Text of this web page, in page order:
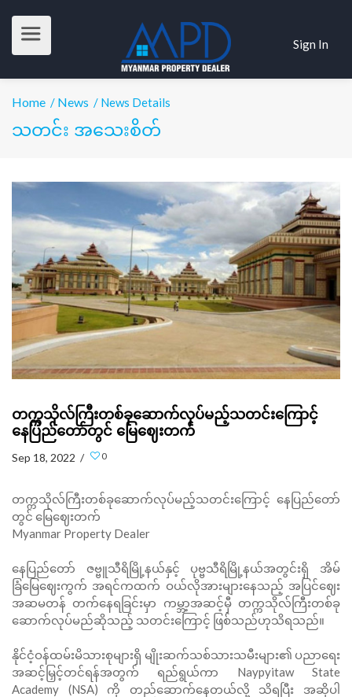
Sign In
Home / News / News Details
သတင်း အသေးစိတ်
တက္ကသိုလ်ကြီးတစ်ခုဆောက်လုပ်မည့်သတင်းကြောင့်
နေပြည်တော်တွင် မြေဈေးတက်
Sep 18, 2022 / 0
တက္ကသိုလ်ကြီးတစ်ခုဆောက်လုပ်မည့်သတင်းကြောင့် နေပြည်တော်
တွင် မြေဈေးတက်
Myanmar Property Dealer
နေပြည်တော် ဇဗ္ဗူသီရိမြို့နယ်နှင့် ပုဗ္ဗသီရိမြို့နယ်အတွင်းရှိ အိမ်
ခြံမြေဈေးကွက် အရင်ကထက် ဝယ်လိုအားများနေသည့် အပြင်ဈေး
အဆမတန် တက်နေရခြင်းမှာ ကမ္ဘာ့အဆင့်မှီ တက္ကသိုလ်ကြီးတစ်ခု
ဆောက်လုပ်မည်ဆိုသည့် သတင်းကြောင့် ဖြစ်သည်ဟုသိရသည်။
နိုင်ငံ့ဝန်ထမ်းမိသားစုများရှိ မျိုးဆက်သစ်သားသမီးများ၏ ပညာရေး
အဆင့်မြှင့်တင်ရန်အတွက် ရည်ရွယ်ကာ Naypyitaw State
Academy (NSA) ကို တည်ဆောက်နေတယ်လို့ သိရပြီး အဆိုပါ